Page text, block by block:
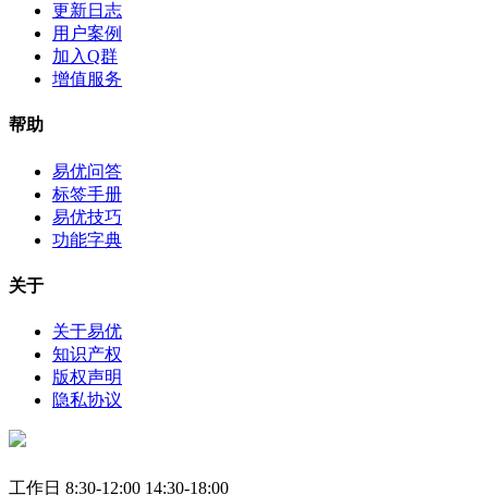
更新日志
用户案例
加入Q群
增值服务
帮助
易优问答
标签手册
易优技巧
功能字典
关于
关于易优
知识产权
版权声明
隐私协议
工作日 8:30-12:00 14:30-18:00